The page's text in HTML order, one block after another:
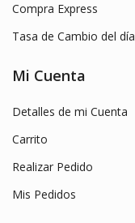
Compra Express
Tasa de Cambio del día
Mi Cuenta
Detalles de mi Cuenta
Carrito
Realizar Pedido
Mis Pedidos